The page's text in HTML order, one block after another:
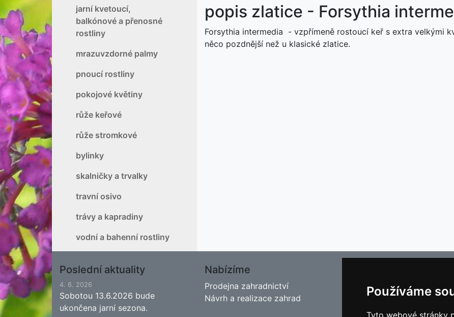
Používáme
Tyto webové stránky
jarní kvetoucí,
balkónové a přenosné
rostliny
mrazuvzdorné palmy
pnoucí rostliny
pokojové květiny
růže keřové
růže stromkové
bylinky
skalničky a trvalky
travní osivo
trávy a kapradiny
vodní a bahenní rostliny
popis zlatice - Forsythia
Forsythia intermedia - vzpřímeně rostoucí keř s extra velkými
něco pozdnější než u klasické zlatice.
Poslední aktuality
4. 6. 2026
Sobotou 13.6.2026 bude
ukončena jarní sezona.
Nabízíme
Prodejna zahradnictví
Návrh a realizace zahrad
Kontakt
Facebook
Blog - Rady pro zahrádkáře